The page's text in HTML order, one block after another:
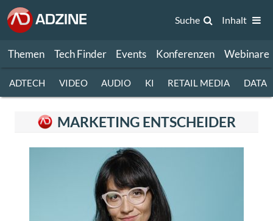
Themen Tech Finder Events Konferenzen Webinare
Suche Inhalt
ADTECH VIDEO AUDIO KI RETAIL MEDIA DATA
MARKETING ENTSCHEIDER